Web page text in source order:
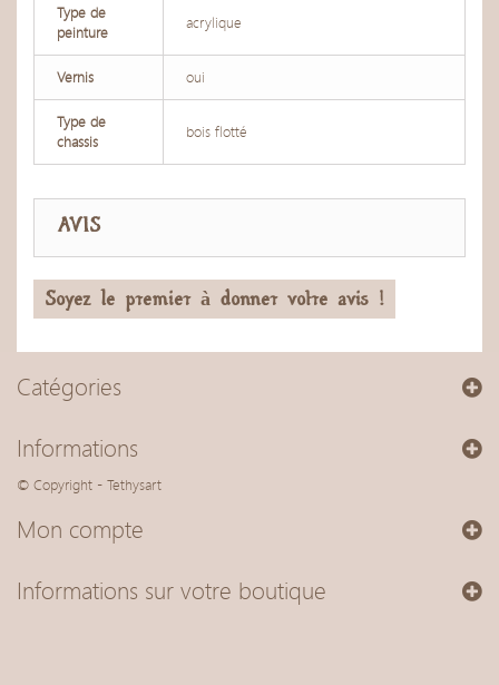
Type de
peinture
acrylique
Vernis oui
Type de
chassis
bois flotté
AVIS
Soyez le premier à donner votre avis !
Catégories
Informations
© Copyright - Tethysart
Mon compte
Informations sur votre boutique